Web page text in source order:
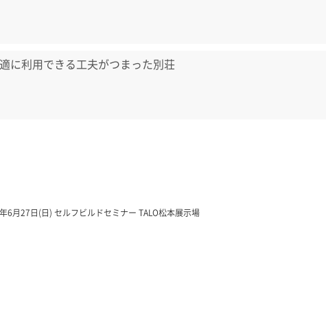
に利用できる工夫がつまった別荘
6月27日(日) セルフビルドセミナー TALO松本展示場